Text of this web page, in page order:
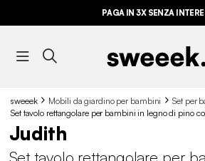
PAGA IN 3X SENZA
sweeek Mobili da giardino per bambini
Set per
Set tavolo rettangolare per bambini in legno di pino
Judith
Set tavolo rettangolare per